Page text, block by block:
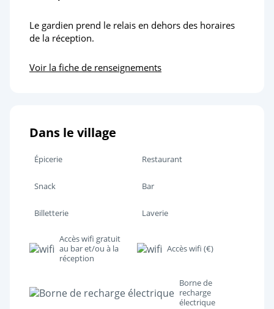
Le gardien prend le relais en dehors des horaires
de la réception.
Voir la fiche de renseignements
Dans le village
Épicerie Restaurant
Snack Bar
Billetterie Laverie
Accès wifi gratuit
au bar et/ou à la
réception
Accès wifi (€)
Borne de
recharge
électrique